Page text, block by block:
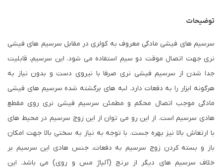
توضیحات
سرسیم های فیشی مادگی معروف به کولری در مقابل سرسیم های فیشی
نری جهت اتصال موقت دو سیم استفاده می شود. این سرسیم، قابلیت
جدا شدن از سرسیم فیشی نری صرفا با نیروی دست و بدون نیاز به
هرگونه ابزار را به دفعات دارد. لبه های برگشته شده سرسیم های فیشی
مادگی موجب اتصال محکم و مطمئن سرسیم فیشی نری روی مقطع
هادی سرسیم است. از این رو می توان از این زوج سرسیم در محیط های
با ارتعاش بالا نیز بهره جست. با توجه به نیاز به سختی بالا جهت امکان
باز و بسته کردن زوج سرسیم به دفعات، جنس هادی این سرسیم بر
خلاف سرسیم های دیگر از برنج (آلیاژ مس و روی) می باشد. این